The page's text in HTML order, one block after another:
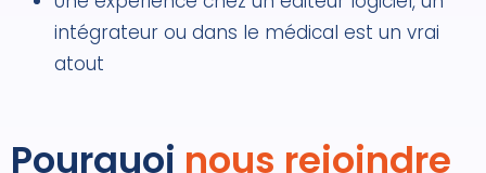
intégrateur ou dans le médical est un vrai
atout
Pourquoi nous rejoindre